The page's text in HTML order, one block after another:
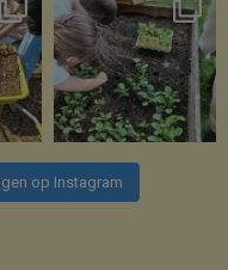
op Instagram